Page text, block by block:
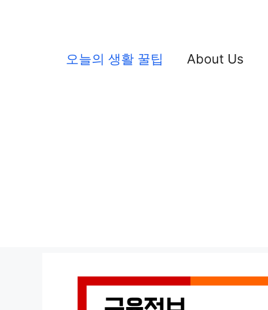
오늘의 생활 꿀팁 About Us